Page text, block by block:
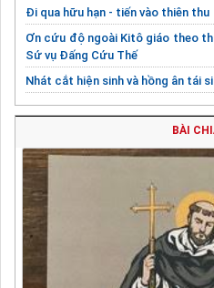
Đi qua hữu hạn - tiến vào thiên thu
Ơn cứu độ ngoài Kitô giáo theo
Sứ vụ Đấng Cứu Thế
Nhát cắt hiện sinh và hồng ân tái
Linh mục, chén đất nung chứa
Tuần Thánh, không chỉ "xem" mà là
BÀI